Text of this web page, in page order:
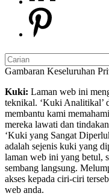
Gambaran Keseluruhan
Kuki: Laman web ini
teknikal. ‘Kuki Analitikal’
membantu kami
mereka lawati dan
‘Kuki yang Sangat
adalah sejenis kuki yang
laman web ini yang betul,
sembang langsung.
akses kepada ciri-ciri
web anda.